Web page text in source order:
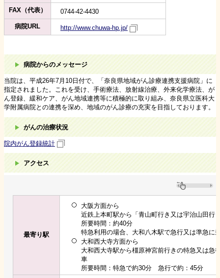
FAX（代表）
0744-42-4430
病院URL
http://www.chuwa-hp.jp/
病院からのメッセージ
当院は、平成26年7月10日付で、「奈良県地域がん診療連携支援病院」に
指定されました。これを受け、手術療法、放射線治療、外来化学療法、が
ん登録、緩和ケア、がん地域連携等に積極的に取り組み、奈良県立医科大
学附属病院との連携を深め、地域のがん診療の充実を目指しております。
がんの治療状況
院内がん登録統計
アクセス
最寄り駅
大阪方面から
近鉄上本町駅から「青山町行き又は宇治山田行
所要時間：約40分
特急利用の場合、大和八木駅で急行又は準急に
大和西大寺方面から
大和西大寺駅から橿原神宮前行きの特急又は急
車
所要時間：特急で約30分 急行で約：45分